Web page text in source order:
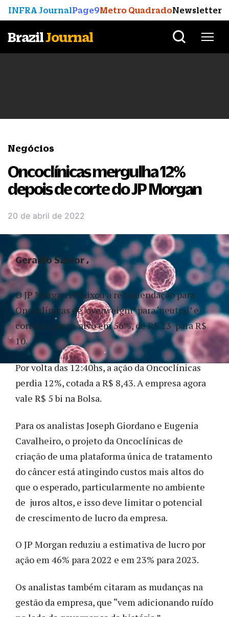
INFRA JournalPage9Metro QuadradoNewsletter
BrazilJournal
Negócios
Oncoclínicas mergulha 12%
depois de corte do JP Morgan
20 de abril de 2022
O JP Morgan rebaixou a recomendação para
Oncoclínicas de ‘overweight’ para ‘neutral’ e
cortou o preço-alvo em 56%, de R$ 23 para R$
10.
Por volta das 12:40hs, a ação da Oncoclínicas
perdia 12%, cotada a R$ 8,43. A empresa agora
vale R$ 5 bi na Bolsa.
Para os analistas Joseph Giordano e Eugenia
Cavalheiro, o projeto da Oncoclínicas de
criação de uma plataforma única de tratamento
do câncer está atingindo custos mais altos do
que o esperado, particularmente no ambiente
de juros altos, e isso deve limitar o potencial
de crescimento de lucro da empresa.
O JP Morgan reduziu a estimativa de lucro por
ação em 46% para 2022 e em 23% para 2023.
Os analistas também citaram as mudanças na
gestão da empresa, que “vem adicionando ruído
Geraldo Samor